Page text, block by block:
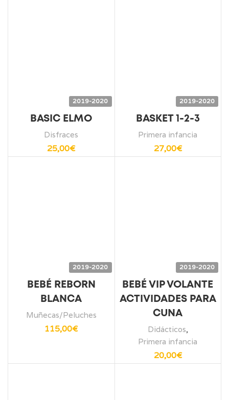
2019-2020
BASIC ELMO
Disfraces
25,00€
2019-2020
BASKET 1-2-3
Primera infancia
27,00€
2019-2020
BEBÉ REBORN
BLANCA
Muñecas/Peluches
115,00€
2019-2020
BEBÉ VIP VOLANTE
ACTIVIDADES PARA
CUNA
Didácticos,
Primera infancia
20,00€